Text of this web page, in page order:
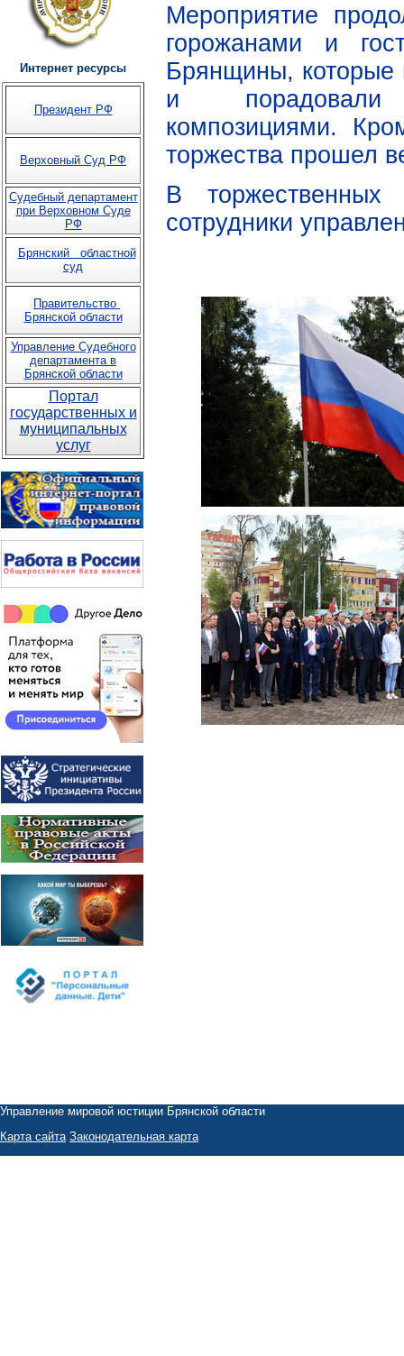
Интернет ресурсы
Президент РФ
Верховный Суд РФ
Судебный департамент
при Верховном Суде
РФ
Брянский областной
суд
Правительство
Брянской области
Управление Судебного
департамента в
Брянской области
Портал
государственных и
муниципальных
услуг
Мероприятие
горожанами и
Брянщины, которые
и порадовали
композициями.
торжества прошел
В торжественных
сотрудники
Управление мировой юстиции Брянской области
Карта сайта Законодательная карта